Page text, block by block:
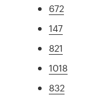
672
147
821
1018
832